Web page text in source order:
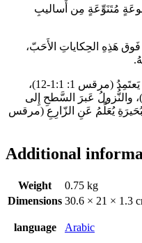
مُتَنَوِّعَةٍ مِن أَساليبِ
فَوق هَذِهِ الحِكاياتِ الأَحَبّ،
أَمّا الحِكاياتُ الَّتي يَشمَلُها، فَهيَ:يَسوعُ يَعتَمِدُ (مرقس 1: 1:1-12)،
يَسوعُ يُحَوِّلُ الماءَ خَمراً (يوحَّنا 2: 1-12)، والنُّزولُ عَبرَ السَّطحِ إِلى
عِندَ البُحَيرَةِ يُعَلِّمُ عَنِ الزّارِعِ (مرقس
Additional
Weight
0.75 kg
Dimensions 30.6 × 21 × 1.3
language Arabic